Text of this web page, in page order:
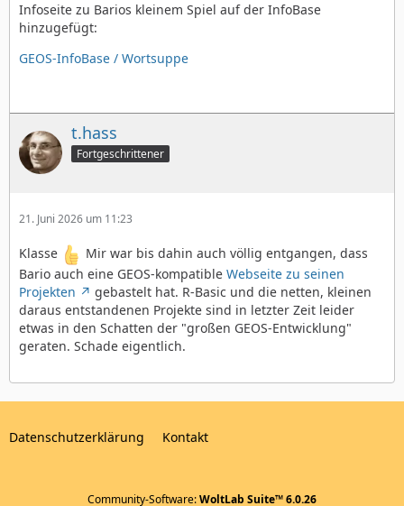
Infoseite zu Barios kleinem Spiel auf der InfoBase
hinzugefügt:
GEOS-InfoBase / Wortsuppe
t.hass
Fortgeschrittener
21. Juni 2026 um 11:23
Klasse
Mir war bis dahin auch völlig entgangen, dass
Bario auch eine GEOS-kompatible Webseite zu seinen
Projekten
gebastelt hat. R-Basic und die netten, kleinen
daraus entstandenen Projekte sind in letzter Zeit leider
etwas in den Schatten der "großen GEOS-Entwicklung"
geraten. Schade eigentlich.
Datenschutzerklärung Kontakt
Community-Software:WoltLab Suite™ 6.0.26